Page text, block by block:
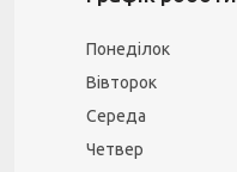
Понеділок
Вівторок
Середа
Четвер